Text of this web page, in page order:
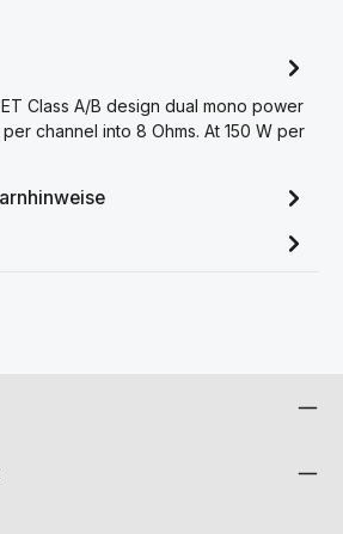
Class A/B design dual mono power
channel into 8 Ohms. At 150 W per